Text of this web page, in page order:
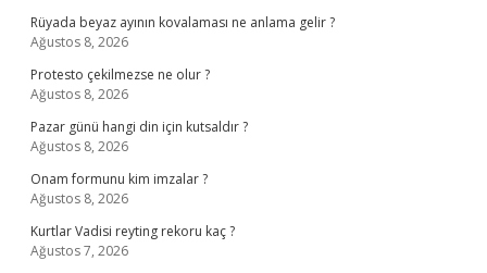
Rüyada beyaz ayının kovalaması ne anlama gelir ?
Ağustos 8, 2026
Protesto çekilmezse ne olur ?
Ağustos 8, 2026
Pazar günü hangi din için kutsaldır ?
Ağustos 8, 2026
Onam formunu kim imzalar ?
Ağustos 8, 2026
Kurtlar Vadisi reyting rekoru kaç ?
Ağustos 7, 2026